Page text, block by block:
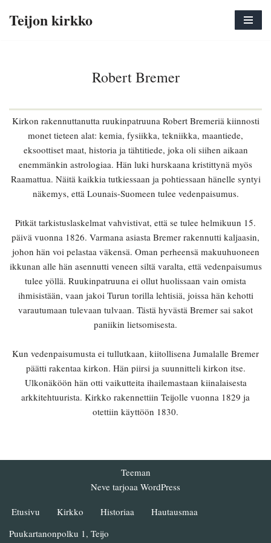
Teijon kirkko
Robert Bremer
Kirkon rakennuttanutta ruukinpatruuna Robert Bremeriä kiinnosti
monet tieteen alat: kemia, fysiikka, tekniikka, maantiede,
eksoottiset maat, historia ja tähtitiede, joka oli siihen aikaan
enemmänkin astrologiaa. Hän luki hurskaana kristittynä myös
Raamattua. Näitä kaikkia tutkiessaan ja pohtiessaan hänelle syntyi
näkemys, että Lounais-Suomeen tulee vedenpaisumus.
Pitkät tarkistuslaskelmat vahvistivat, että se tulee helmikuun 15.
päivä vuonna 1826. Varmana asiasta Bremer rakennutti kaljaasin,
johon hän voi pelastaa väkensä. Oman perheensä makuuhuoneen
ikkunan alle hän asennutti veneen siltä varalta, että vedenpaisumus
tulee yöllä. Ruukinpatruuna ei ollut huolissaan vain omista
ihmisistään, vaan jakoi Turun torilla lehtisiä, joissa hän kehotti
varautumaan tulevaan tulvaan. Tästä hyvästä Bremer sai sakot
paniikin lietsomisesta.
Kun vedenpaisumusta ei tullutkaan, kiitollisena Jumalalle Bremer
päätti rakentaa kirkon. Hän piirsi ja suunnitteli kirkon itse.
Ulkonäköön hän otti vaikutteita ihailemastaan kiinalaisesta
arkkitehtuurista. Kirkko rakennettiin Teijolle vuonna 1829 ja
otettiin käyttöön 1830.
Teeman
Neve tarjoaa WordPress
Etusivu Kirkko Historiaa
Hautausmaa
Puukartanonpolku 1, Teijo